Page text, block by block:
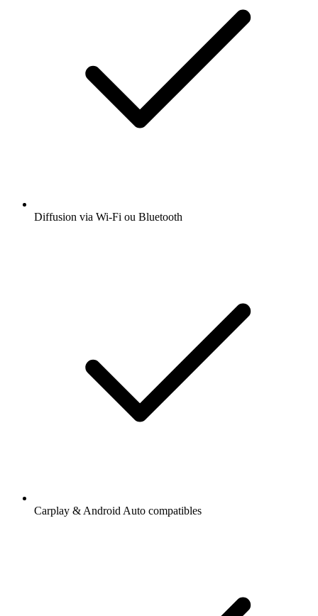
Diffusion via Wi-Fi ou Bluetooth
Carplay & Android Auto compatibles